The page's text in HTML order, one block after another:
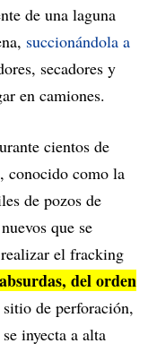
de una laguna
succionándola a
secadores y
en camiones.
cientos de
conocido como la
de pozos de
que se
el fracking
del orden
de perforación,
inyecta a alta